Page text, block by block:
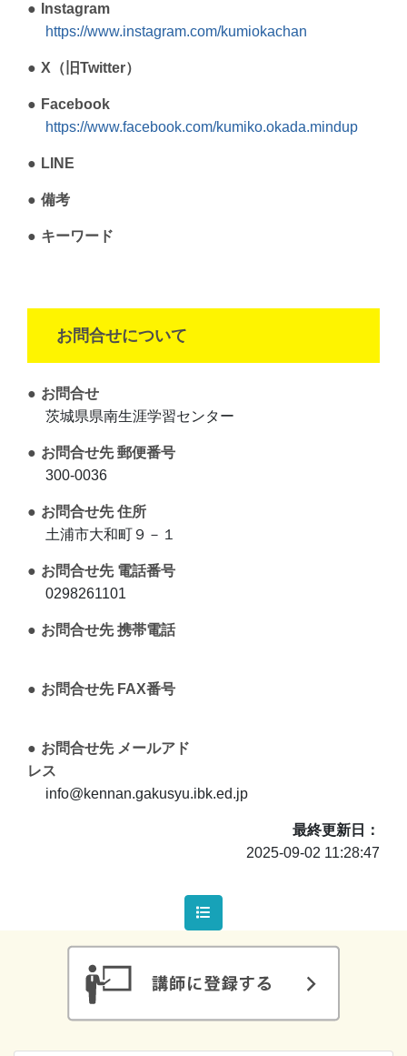
Instagram
https://www.instagram.com/kumiokachan
X（旧Twitter）
Facebook
https://www.facebook.com/kumiko.okada.mindup
LINE
備考
キーワード
お問合せについて
お問合せ
茨城県県南生涯学習センター
お問合せ先 郵便番号
300-0036
お問合せ先 住所
土浦市大和町９－１
お問合せ先 電話番号
0298261101
お問合せ先 携帯電話
お問合せ先 FAX番号
お問合せ先 メールアド
レス
info@kennan.gakusyu.ibk.ed.jp
最終更新日
2025-09-02 11:28:47